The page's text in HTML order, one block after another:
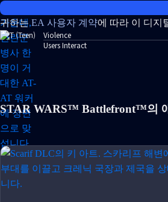
귀하는EA 사용자 계약에 따라 이 디지
Violence
Users Interact
STAR WARS™ Battlefront™의